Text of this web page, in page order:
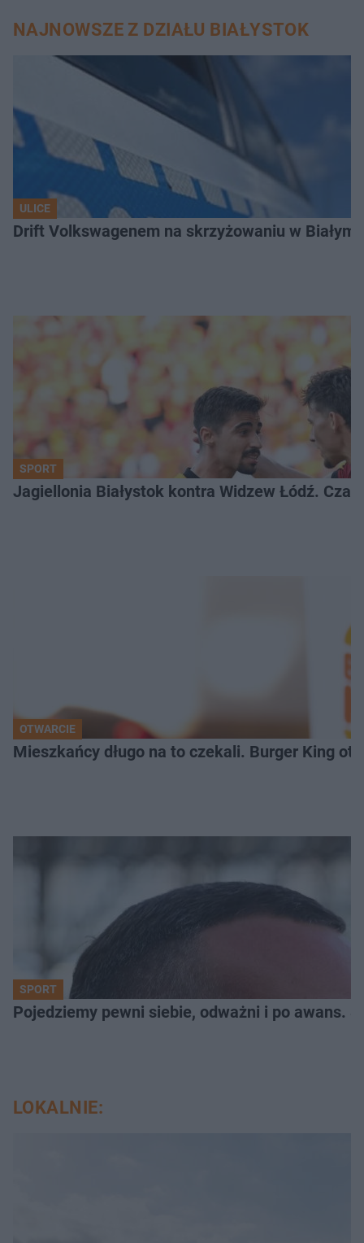
NAJNOWSZE Z DZIAŁU BIAŁYSTOK
ULICE
Drift Volkswagenem na skrzyżowaniu w
SPORT
Jagiellonia Białystok kontra Widzew Łódź.
OTWARCIE
Mieszkańcy długo na to czekali. Burger King
SPORT
Pojedziemy pewni siebie, odważni i po awans.
LOKALNIE: